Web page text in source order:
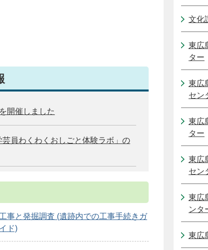
開催しました
員わくわくおしごと体験ラボ」の
工事と発掘調査 (遺跡内での工事手続きガ
イド)
文化
東広
ター
東広
セン
東広
ター
東広
セン
東広
ンタ
東広